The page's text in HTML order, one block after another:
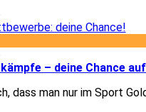
– deine Chance
dass man nur im Sport